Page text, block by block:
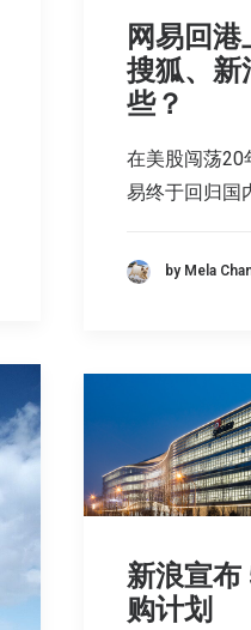
网易回
搜狐、新
些？
在美股闯荡20
易终于回归国
by Mela
新浪宣布
购计划